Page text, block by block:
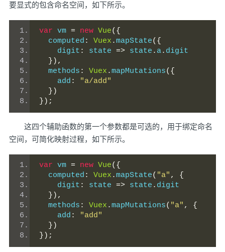
要显式的包含命名空间，如下所示。
var vm = new Vue({
  computed
: Vuex .mapState({
    digit
: state => state . a. digit
}),
  methods
: Vuex .mapMutations({
    add
:
"a/add"
})
});
这四个辅助函数的第一个参数都是可选的，用于绑定命名
空间，可简化映射过程，如下所示。
var vm = new Vue({
  computed
: Vuex .mapState( "a" ,
{
    digit
: state => state . digit
}),
  methods
: Vuex .mapMutations( "a" ,
{
    add
:
"add"
})
});